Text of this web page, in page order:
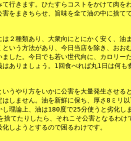
行きます。ひたすらコストをかけて肉を
害をまきちらせ、旨味を全て油の中に捨て
２種類あり、大衆向にとにかく安く、油
という方法があり、今日当店を除き、おお
した。今日でも若い世代向に、カロリー
はありましょう。1回食べれば丸1日は何も
うやり方をいかに公害を大量発生させる
しません。油を新鮮に保ち、厚さ8ミリ
し理論上、油は180度で25分使うと劣化し
捨てたりしたら、それこそ公害となるわけ